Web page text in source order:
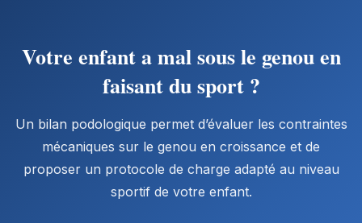
Votre enfant a mal sous le genou en
faisant du sport ?
Un bilan podologique permet d’évaluer les contraintes
mécaniques sur le genou en croissance et de
proposer un protocole de charge adapté au niveau
sportif de votre enfant.